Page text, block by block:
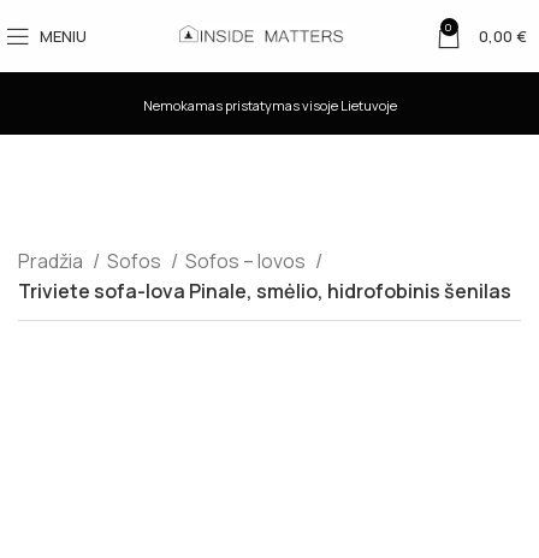
MENIU 0 0,00 €
Nemokamas pristatymas visoje Lietuvoje
Pradžia Sofos
Sofos – lovos
Triviete sofa-lova Pinale, smėlio, hidrofobinis šenilas